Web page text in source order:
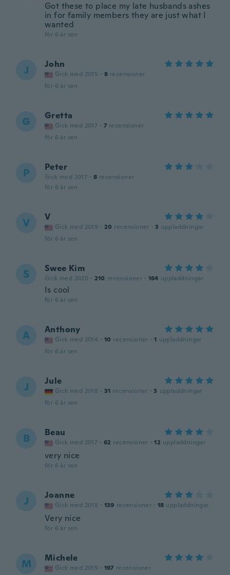
Got these to place my late husbands ashes
in for family members they are just what I
wanted
för 6 år sen
J John
Gick med 2015 · 8 recensioner
för 6 år sen
G Gretta
Gick med 2017 · 7 recensioner
för 6 år sen
P Peter
Gick med 2017 · 8 recensioner
för 6 år sen
V V
Gick med 2019 · 20 recensioner · 3 uppladdningar
för 6 år sen
S Swee Kim
Gick med 2020 · 210 recensioner · 164 uppladdningar
Is cool
för 6 år sen
A Anthony
Gick med 2014 · 10 recensioner · 1 uppladdningar
för 6 år sen
J Jule
Gick med 2018 · 31 recensioner · 3 uppladdningar
för 6 år sen
B Beau
Gick med 2017 · 62 recensioner · 12 uppladdningar
very nice
för 6 år sen
J Joanne
Gick med 2018 · 139 recensioner · 18 uppladdningar
Very nice
för 6 år sen
M Michele
Gick med 2019 · 197 recensioner